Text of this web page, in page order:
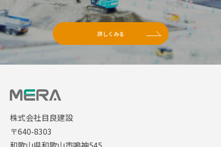
詳しくみる
株式会社目良建設
〒640-8303